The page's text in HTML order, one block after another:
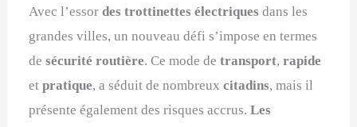
Avec l’essordes trottinettes électriques dans les
grandes villes, un nouveau défi s’impose en termes
desécurité routière. Ce mode detransport,rapide
etpratique, a séduit de nombreuxcitadins, mais il
présente également des risques accrus.Les